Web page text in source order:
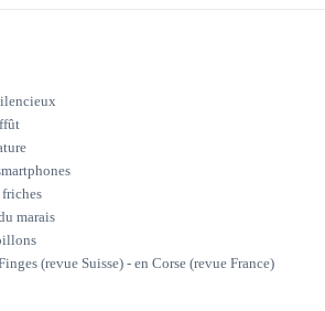
marais
(revue Suisse) - en Corse (revue France)